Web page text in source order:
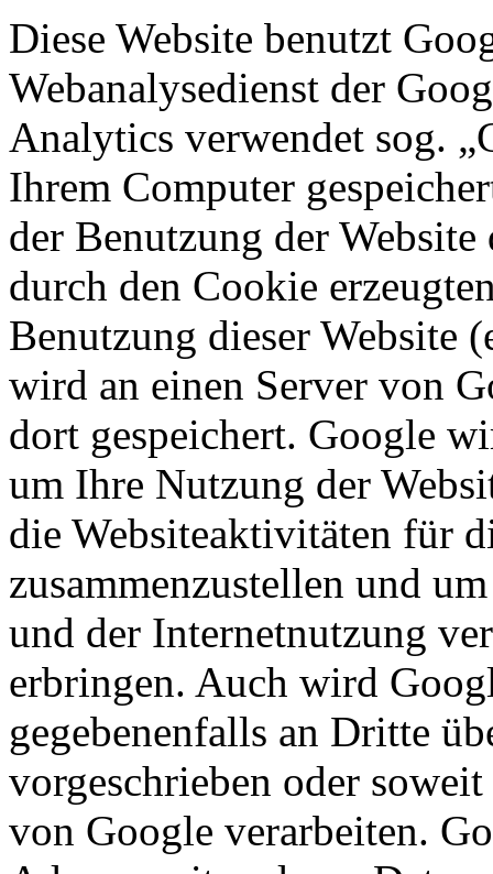
Diese Website benutzt
Webanalysedienst der
Analytics verwendet sog.
Ihrem Computer
der Benutzung der
durch den Cookie
Benutzung dieser Website
wird an einen Server von
dort gespeichert. Google
um Ihre Nutzung der
die Websiteaktivitäten für
zusammenzustellen und
und der Internetnutzung
erbringen. Auch wird
gegebenenfalls an Dritte
vorgeschrieben oder
von Google verarbeiten.